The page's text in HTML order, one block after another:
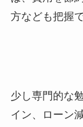
方なども把握
少し専門的な
イン、ローン